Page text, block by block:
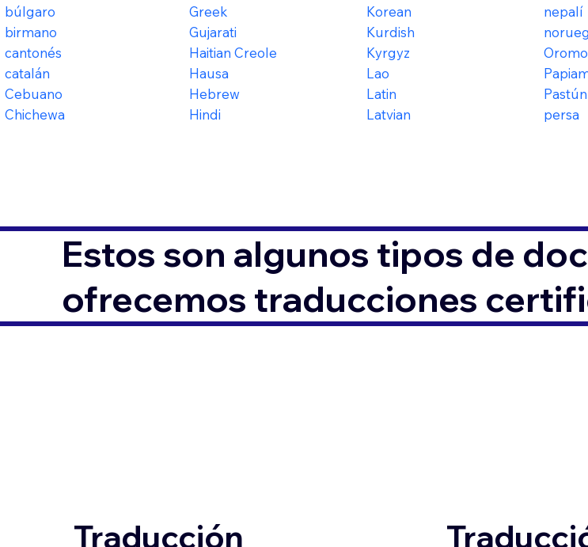
búlgaro
birmano
cantonés
catalán
Cebuano
Chichewa
Greek
Gujarati
Haitian Creole
Hausa
Hebrew
Hindi
Korean
Kurdish
Kyrgyz
Lao
Latin
Latvian
nepalí
Oromo
Pastún
persa
Estos son algunos tipos de
ofrecemos traducciones
Traducción